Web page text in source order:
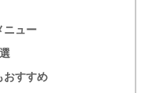
ニュー
おすすめ